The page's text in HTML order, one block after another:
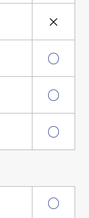
×
○
○
○
○